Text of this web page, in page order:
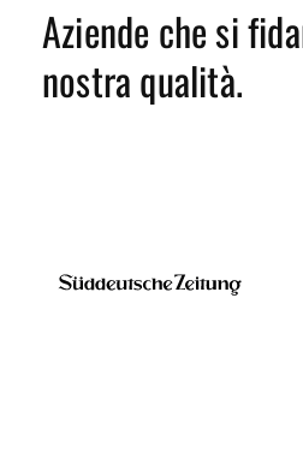
Aziende che si
nostra qualità.